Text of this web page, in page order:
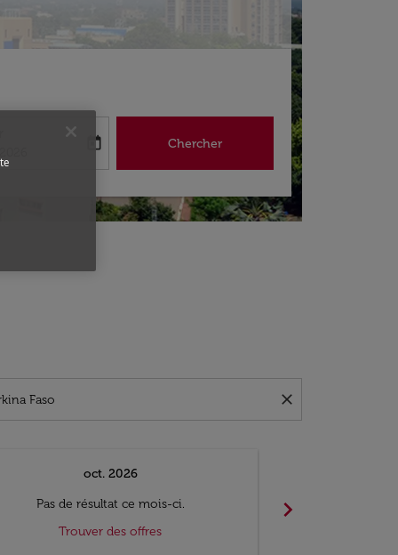
return-date-aria-label
today Chercher
close
oct. 2026
Pas de résultat ce mois-ci.
Trouver des offres
chevron_right